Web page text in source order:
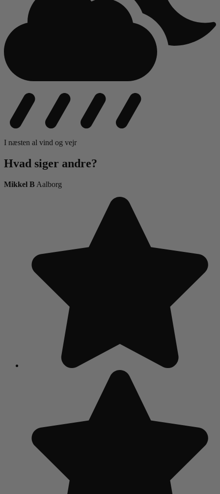
I næsten al vind og vejr
Hvad siger andre?
Mikkel B Aalborg